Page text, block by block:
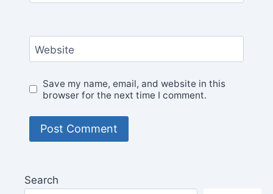
Website
Save my name, email, and website in this
browser for the next time I comment.
Search